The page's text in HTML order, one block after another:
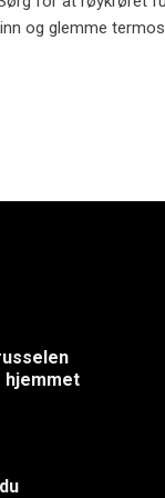
og glemme
hjemmet